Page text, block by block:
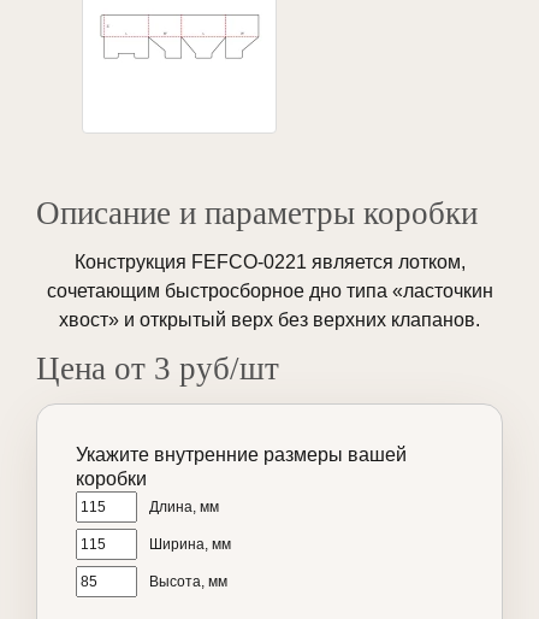
Описание и параметры коробки
Конструкция FEFCO-0221 является лотком,
сочетающим быстросборное дно типа «ласточкин
хвост» и открытый верх без верхних клапанов.
Цена от 3 руб/шт
Укажите внутренние размеры вашей
коробки
Длина, мм
Ширина, мм
Высота, мм